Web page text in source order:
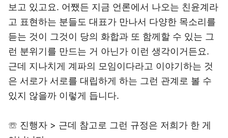
보고 있고요. 어쨌든 지금 언론에서 나오는 친윤계라
고 표현하는 분들도 대표가 만나서 다양한 목소리를
듣는 것이 그것이 당의 화합과 또 함께할 수 있는 그
런 분위기를 만드는 거 아닌가 이런 생각이거든요.
근데 지나치게 계파의 모임이다라고 이야기하는 것
은 서로가 서로를 대립하게 하는 그런 관계로 볼 수
있지 않을까 이렇게 듭니다.
☏ 진행자 > 근데 참고로 그런 규정은 저희가 한 게